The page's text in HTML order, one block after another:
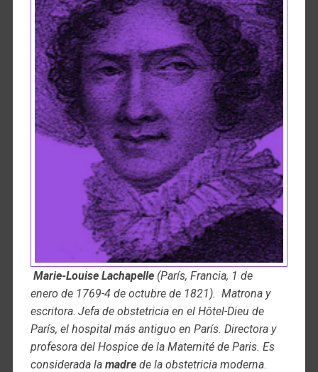
Marie-Louise Lachapelle(París, Francia, 1 de
enero de 1769-4 de octubre de 1821). Matrona y
escritora. Jefa de obstetricia en el Hôtel-Dieu de
París, el hospital más antiguo en París. Directora y
profesora del Hospice de la Maternitéde Paris. Es
considerada la madrede la obstetricia moderna.